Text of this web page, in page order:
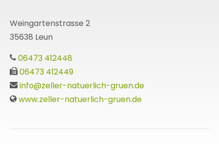
Weingartenstrasse 2
35638 Leun
06473 412448
06473 412449
info@zeller-natuerlich-gruen.de
www.zeller-natuerlich-gruen.de